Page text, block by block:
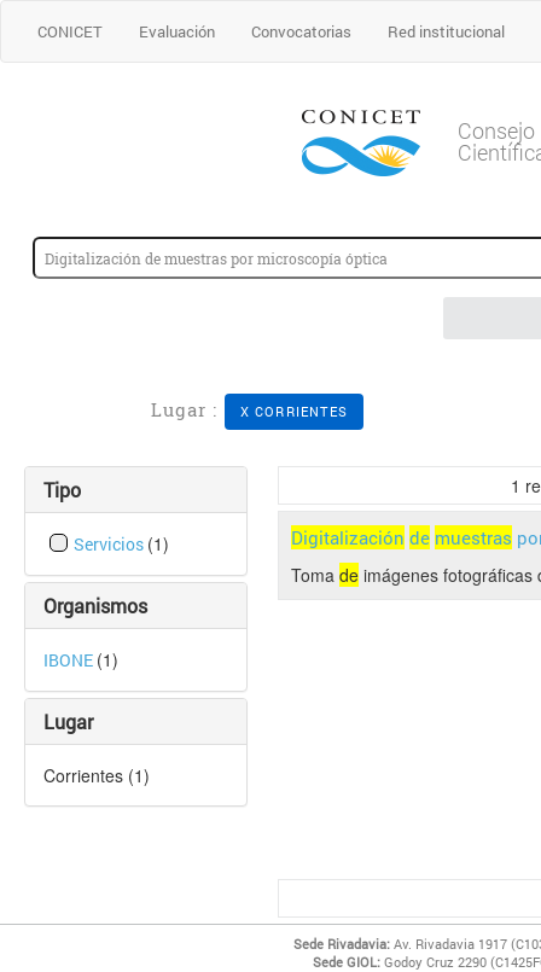
CONICET Evaluación Convocatorias Red institucional
Lugar : X CORRIENTES
Tipo
Servicios (1)
Organismos
IBONE (1)
Lugar
Corrientes (1)
1
Digitalización de muestras
Toma de imágenes
Sede Rivadavia: Av. Rivadavia 1917
Sede GIOL: Godoy Cruz 2290